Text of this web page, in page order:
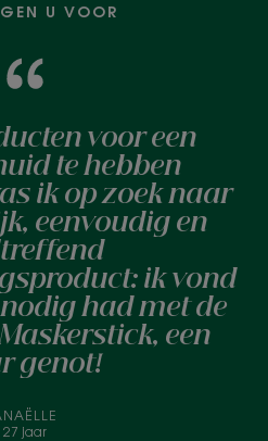
U VOOR
voor een
te hebben
ik op zoek naar
eenvoudig en
ik vond
had met de
een
genot!
27 jaar